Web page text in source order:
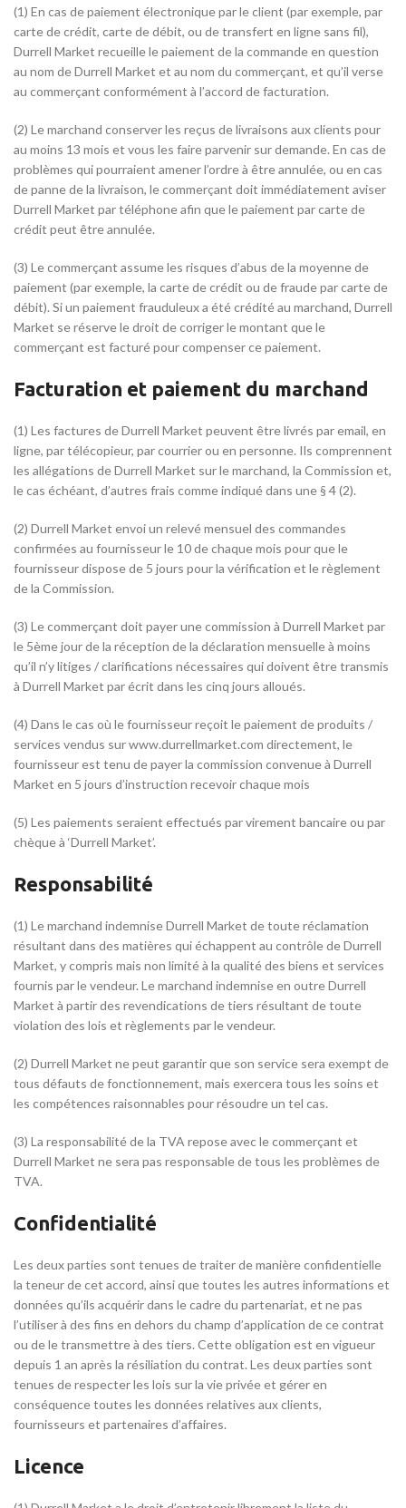
(1) En cas de paiement électronique par le client (par exemple, par
carte de crédit, carte de débit, ou de transfert en ligne sans fil),
Durrell Market recueille le paiement de la commande en question
au nom de Durrell Market et au nom du commerçant, et qu’il verse
au commerçant conformément à l’accord de facturation.
(2) Le marchand conserver les reçus de livraisons aux clients pour
au moins 13 mois et vous les faire parvenir sur demande. En cas de
problèmes qui pourraient amener l’ordre à être annulée, ou en cas
de panne de la livraison, le commerçant doit immédiatement aviser
Durrell Market par téléphone afin que le paiement par carte de
crédit peut être annulée.
(3) Le commerçant assume les risques d’abus de la moyenne de
paiement (par exemple, la carte de crédit ou de fraude par carte de
débit). Si un paiement frauduleux a été crédité au marchand, Durrell
Market se réserve le droit de corriger le montant que le
commerçant est facturé pour compenser ce paiement.
Facturation et paiement du marchand
(1) Les factures de Durrell Market peuvent être livrés par email, en
ligne, par télécopieur, par courrier ou en personne. Ils comprennent
les allégations de Durrell Market sur le marchand, la Commission et,
le cas échéant, d’autres frais comme indiqué dans une § 4 (2).
(2) Durrell Market envoi un relevé mensuel des commandes
confirmées au fournisseur le 10 de chaque mois pour que le
fournisseur dispose de 5 jours pour la vérification et le règlement
de la Commission.
(3) Le commerçant doit payer une commission à Durrell Market par
le 5ème jour de la réception de la déclaration mensuelle à moins
qu’il n’y litiges / clarifications nécessaires qui doivent être transmis
à Durrell Market par écrit dans les cinq jours alloués.
(4) Dans le cas où le fournisseur reçoit le paiement de produits /
services vendus sur www.durrellmarket.com directement, le
fournisseur est tenu de payer la commission convenue à Durrell
Market en 5 jours d’instruction recevoir chaque mois
(5) Les paiements seraient effectués par virement bancaire ou par
chèque à ‘Durrell Market’.
Responsabilité
(1) Le marchand indemnise Durrell Market de toute réclamation
résultant dans des matières qui échappent au contrôle de Durrell
Market, y compris mais non limité à la qualité des biens et services
fournis par le vendeur. Le marchand indemnise en outre Durrell
Market à partir des revendications de tiers résultant de toute
violation des lois et règlements par le vendeur.
(2) Durrell Market ne peut garantir que son service sera exempt de
tous défauts de fonctionnement, mais exercera tous les soins et
les compétences raisonnables pour résoudre un tel cas.
(3) La responsabilité de la TVA repose avec le commerçant et
Durrell Market ne sera pas responsable de tous les problèmes de
TVA.
Confidentialité
Les deux parties sont tenues de traiter de manière confidentielle
la teneur de cet accord, ainsi que toutes les autres informations et
données qu’ils acquérir dans le cadre du partenariat, et ne pas
l’utiliser à des fins en dehors du champ d’application de ce contrat
ou de le transmettre à des tiers. Cette obligation est en vigueur
depuis 1 an après la résiliation du contrat. Les deux parties sont
tenues de respecter les lois sur la vie privée et gérer en
conséquence toutes les données relatives aux clients,
fournisseurs et partenaires d’affaires.
Licence